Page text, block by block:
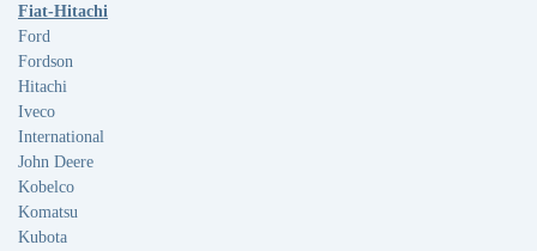
Fiat-Hitachi
Ford
Fordson
Hitachi
Iveco
International
John Deere
Kobelco
Komatsu
Kubota